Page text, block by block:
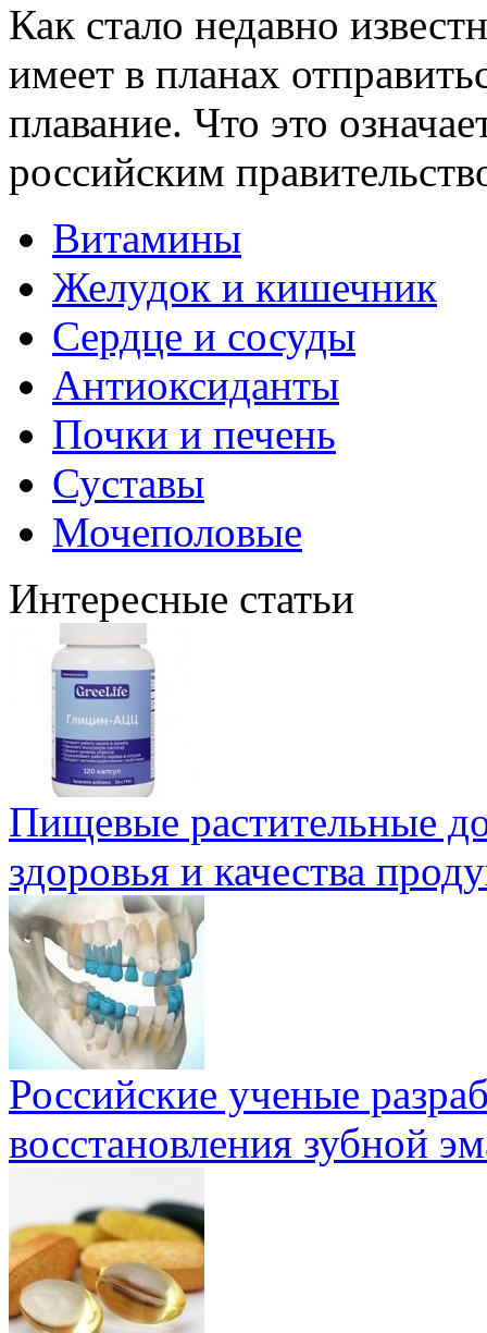
Как стало недавно
имеет в планах
плавание. Что это
российским
Витамины
Желудок и кишечник
Сердце и сосуды
Антиоксиданты
Почки и печень
Суставы
Мочеполовые
Интересные статьи
Пищевые растительные
здоровья и качества
Российские ученые
восстановления зубной